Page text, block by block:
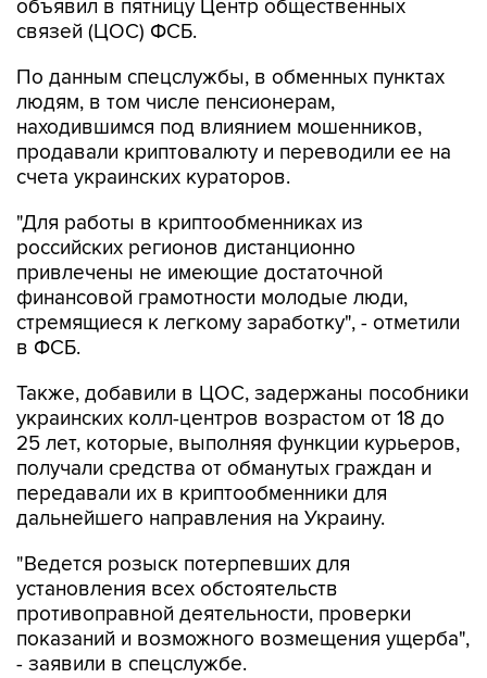
По данным спецслужбы, в обменных пунктах
находившимся под влиянием мошенников,
продавали криптовалюту и переводили ее на
счета украинских кураторов.
"Для работы в криптообменниках из
привлечены не имеющие достаточной
финансовой грамотности молодые люди,
стремящиеся к легкому заработку", - отметили
в ФСБ.
Также, добавили в ЦОС, задержаны пособники
25 лет, которые, выполняя функции курьеров,
получали средства от обманутых граждан и
передавали их в криптообменники для
дальнейшего направления на Украину.
"Ведется розыск потерпевших для
противоправной деятельности, проверки
показаний и возможного возмещения ущерба",
- заявили в спецслужбе.
Следственными подразделениями МВД РФ